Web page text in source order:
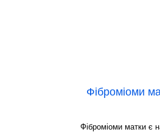
Фіброміоми
Фіброміоми матки є